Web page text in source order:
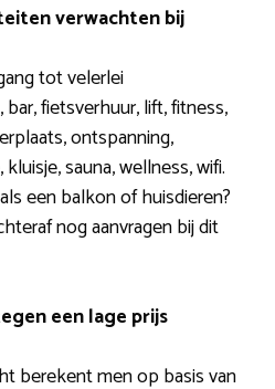
verwachten bij
tot velerlei
fietsverhuur, lift, fitness,
ontspanning,
sauna, wellness, wifi.
een balkon of huisdieren?
nog aanvragen bij dit
een lage prijs
berekent men op basis van